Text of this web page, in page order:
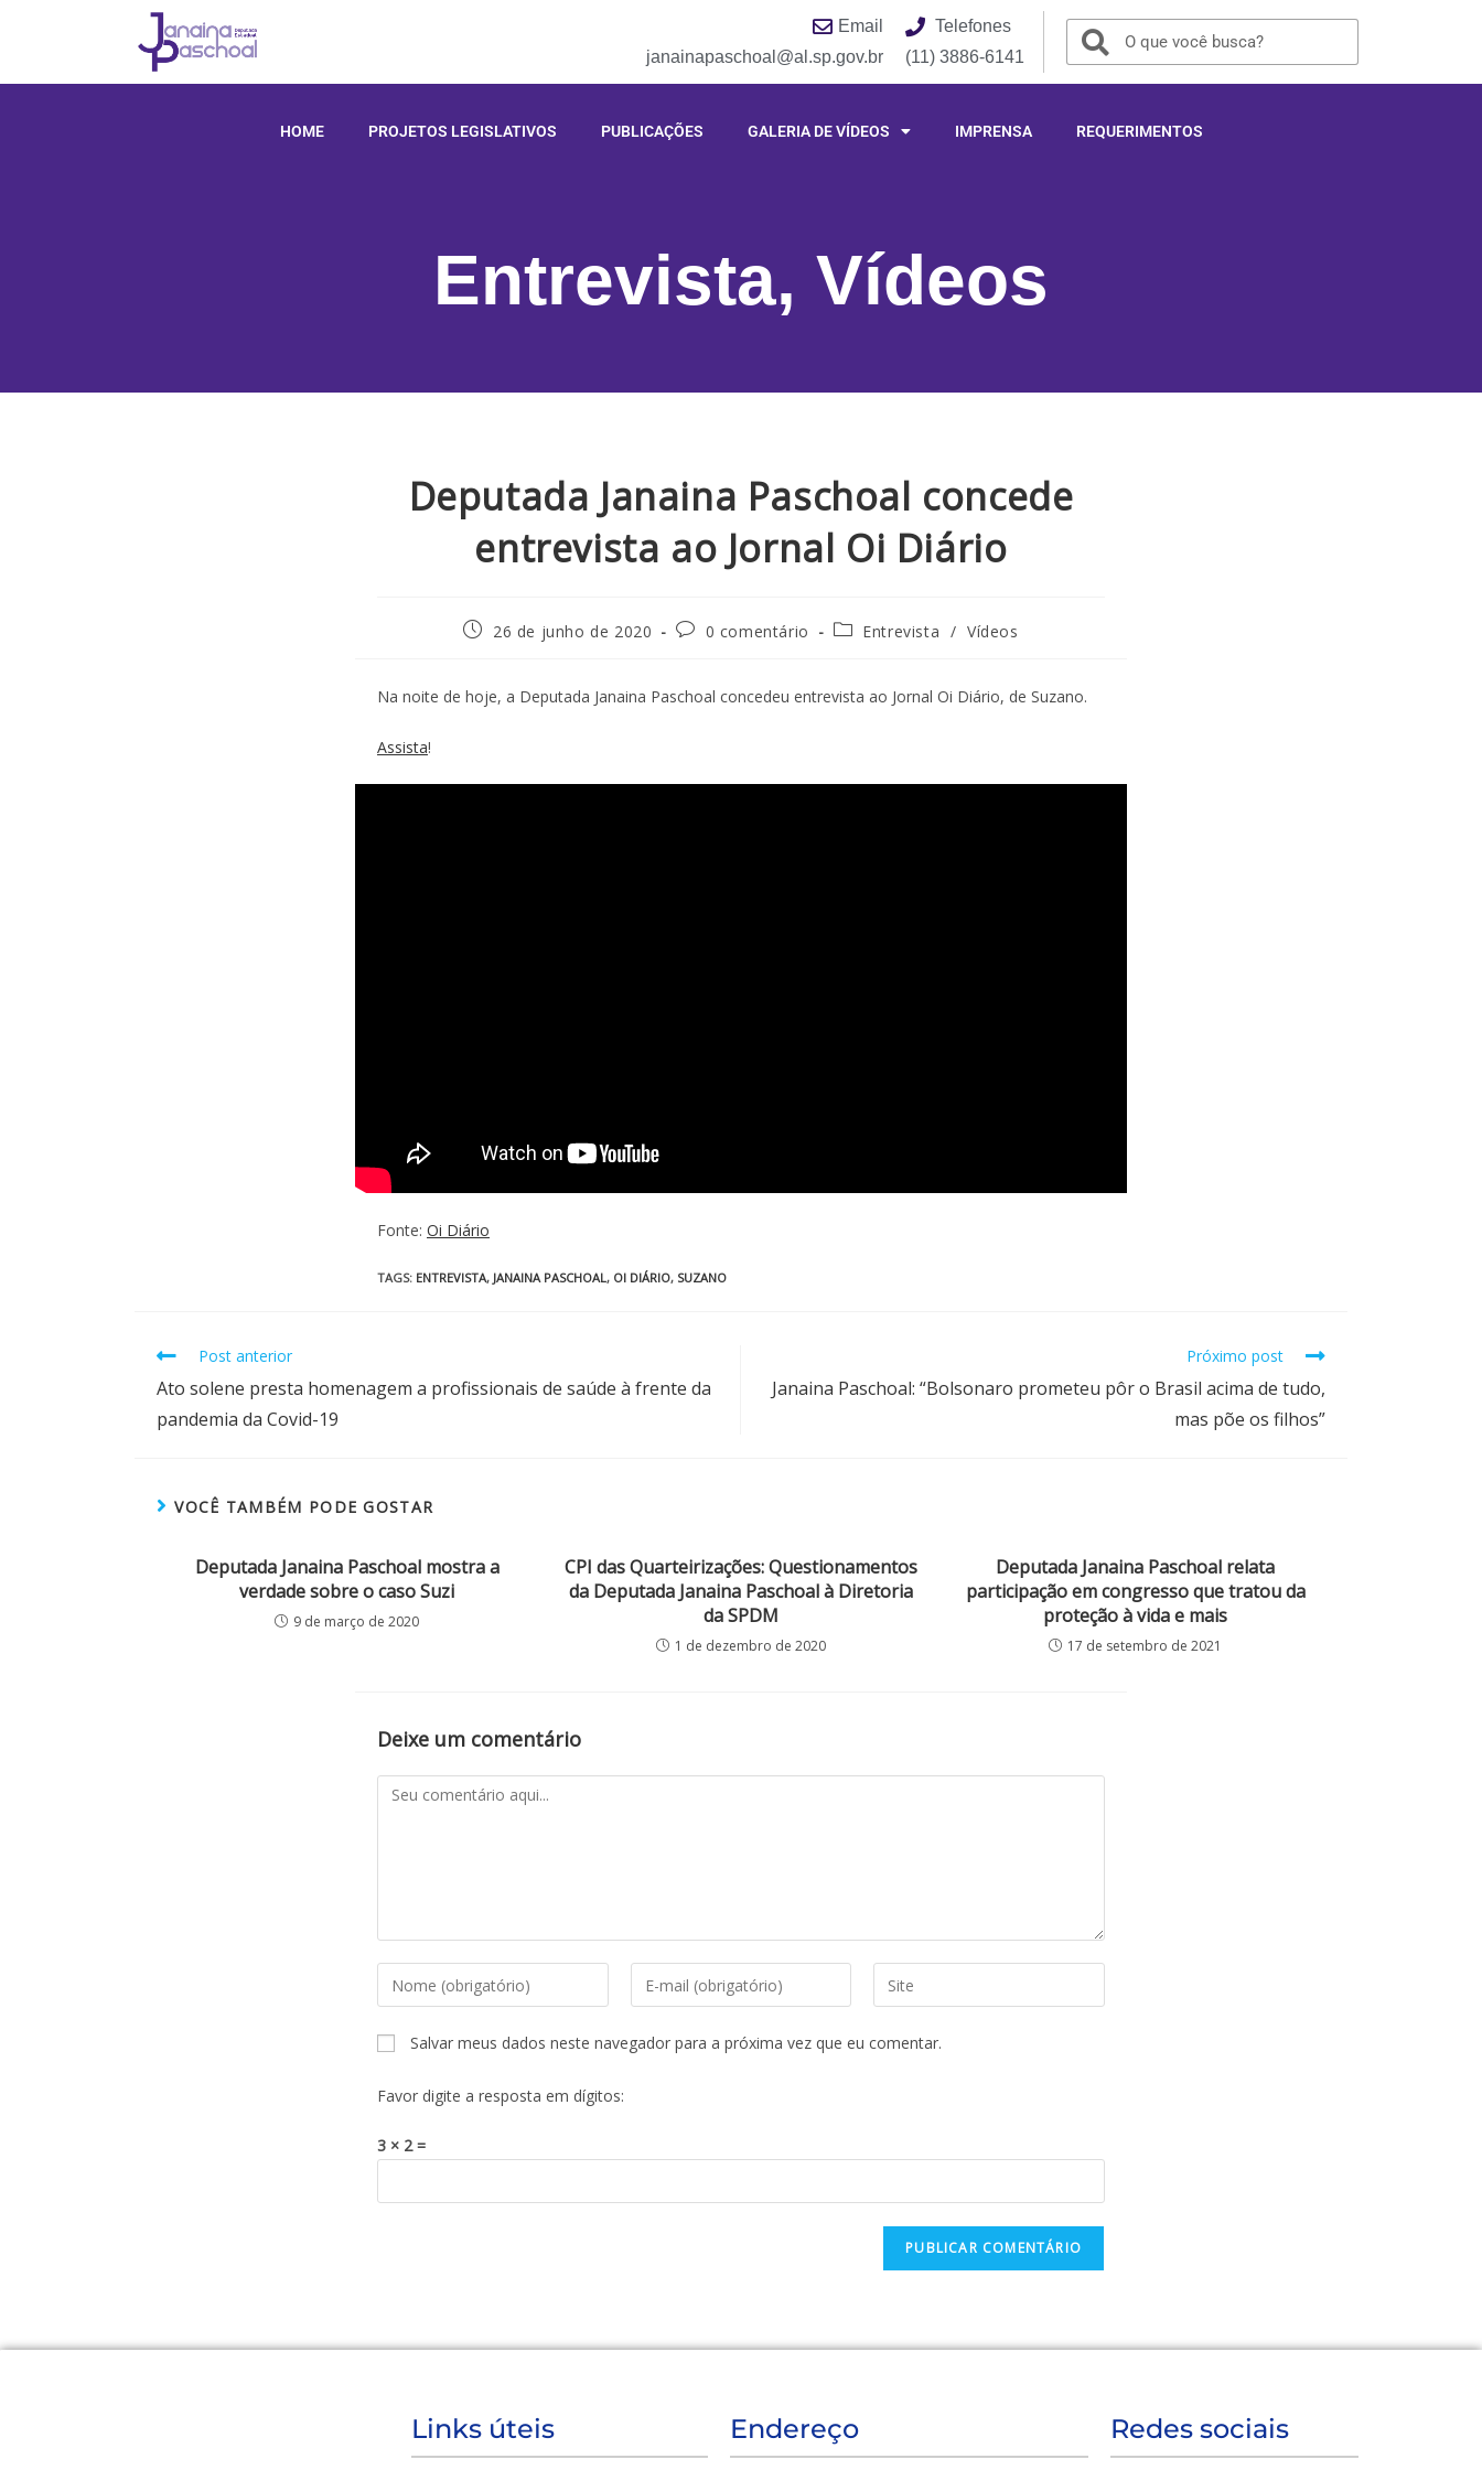
Email
janainapaschoal@al.sp.gov.br
Telefones
(11) 3886-6141
HOME PROJETOS LEGISLATIVOS PUBLICAÇÕES GALERIA DE VÍDEOS IMPRENSA REQUERIMENTOS
Entrevista, Vídeos
Deputada Janaina Paschoal concede
entrevista ao Jornal Oi Diário
26 de junho de 2020 0 comentário Entrevista / Vídeos
Na noite de hoje, a Deputada Janaina Paschoal concedeu entrevista ao Jornal Oi Diário, de Suzano.
Assista!
Fonte: Oi Diário
TAGS: ENTREVISTA, JANAINA PASCHOAL, OI DIÁRIO, SUZANO
Post anterior
Ato solene presta homenagem a profissionais de saúde à frente da
pandemia da Covid-19
Próximo post
Janaina Paschoal: “Bolsonaro prometeu pôr o Brasil acima de tudo,
mas põe os filhos”
VOCÊ TAMBÉM PODE GOSTAR
Deputada Janaina Paschoal mostra a
verdade sobre o caso Suzi
9 de março de 2020
CPI das Quarteirizações: Questionamentos
da Deputada Janaina Paschoal à Diretoria
da SPDM
1 de dezembro de 2020
Deputada Janaina Paschoal relata
participação em congresso que tratou da
proteção à vida e mais
17 de setembro de 2021
Deixe um comentário
Salvar meus dados neste navegador para a próxima vez que eu comentar.
Favor digite a resposta em dígitos:
3 × 2 =
Links úteis Endereço Redes sociais